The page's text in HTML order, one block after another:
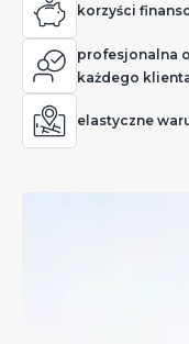
korzyści
profesjonalna
każdego
elastyczne